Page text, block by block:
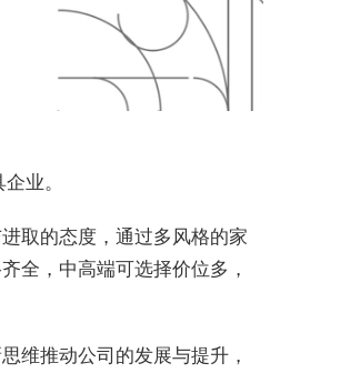
业。
取的态度，通过多风格的家
全，中高端可选择价位多，
维推动公司的发展与提升，